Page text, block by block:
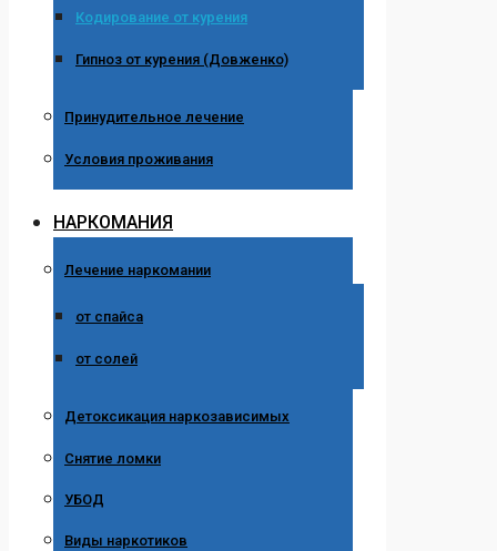
Кодирование от курения
Гипноз от курения (Довженко)
Принудительное лечение
Условия проживания
НАРКОМАНИЯ
Лечение наркомании
от спайса
от солей
Детоксикация наркозависимых
Снятие ломки
УБОД
Виды наркотиков